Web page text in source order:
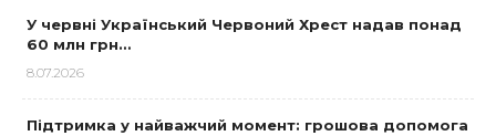
У червні Український Червоний Хрест надав понад
60 млн грн…
8.07.2026
Підтримка у найважчий момент: грошова допомога